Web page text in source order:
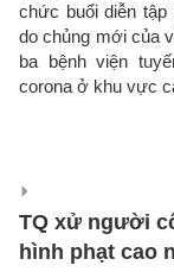
chức buổi diễn tập
do chủng mới của
ba bệnh viện
corona ở khu vực
TQ xử người
hình phạt cao